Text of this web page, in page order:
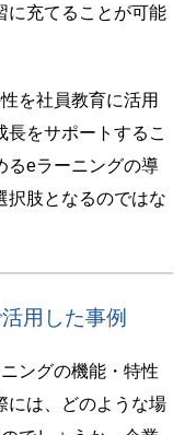
に充てることが可能
を社員教育に活用
をサポートするこ
るeラーニングの導
択肢となるのではな
用した事例
ングの機能・特性
には、どのような場